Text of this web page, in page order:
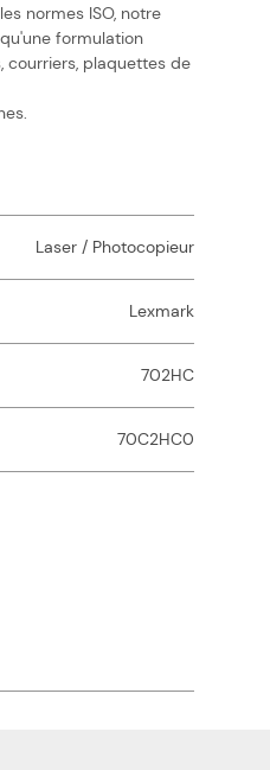
normes ISO, notre
formulation
courriers, plaquettes de
Laser / Photocopieur
Lexmark
702HC
70C2HC0